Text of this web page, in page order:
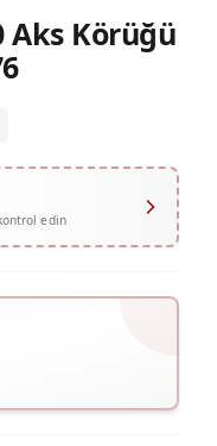
Aks Körüğü
edin